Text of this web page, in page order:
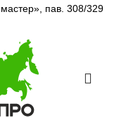
пав. 308/329